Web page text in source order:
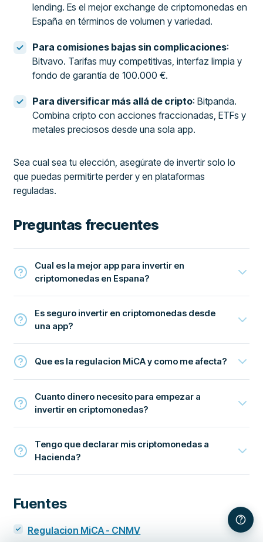
lending. Es el mejor exchange de criptomonedas en
España en términos de volumen y variedad.
Para comisiones bajas sin complicaciones:
Bitvavo. Tarifas muy competitivas, interfaz limpia y
fondo de garantía de 100.000 €.
Para diversificar más allá de cripto: Bitpanda.
Combina cripto con acciones fraccionadas, ETFs y
metales preciosos desde una sola app.
Sea cual sea tu elección, asegúrate de invertir solo lo
que puedas permitirte perder y en plataformas
reguladas.
Preguntas frecuentes
Cual es la mejor app para invertir en
criptomonedas en Espana?
Es seguro invertir en criptomonedas desde
una app?
Que es la regulacion MiCA y como me afecta?
Cuanto dinero necesito para empezar a
invertir en criptomonedas?
Tengo que declarar mis criptomonedas a
Hacienda?
Fuentes
Regulacion MiCA - CNMV